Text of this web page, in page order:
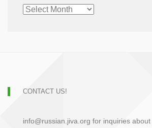
CHRONOLOGICAL
ARCHIVE
CONTACT US!
info@russian.jiva.org for inquiries